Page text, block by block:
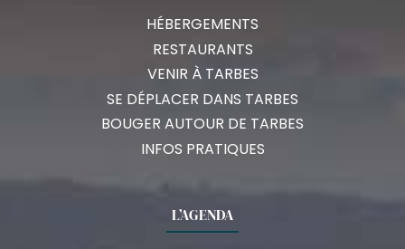
HÉBERGEMENTS
RESTAURANTS
VENIR À TARBES
SE DÉPLACER DANS TARBES
BOUGER AUTOUR DE TARBES
INFOS PRATIQUES
L’AGENDA